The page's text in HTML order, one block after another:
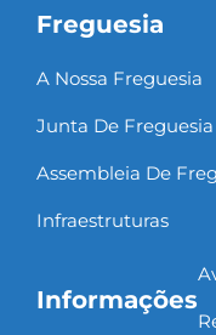
Freguesia
A Nossa Freguesia
Junta De Freguesia
Assembleia De
Infraestruturas
Informações